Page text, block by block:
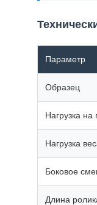
Параметр
Образец
Нагрузка на
Нагрузка
Боковое
Длина